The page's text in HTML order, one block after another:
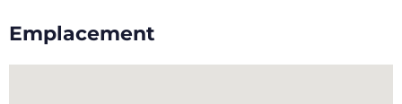
Emplacement